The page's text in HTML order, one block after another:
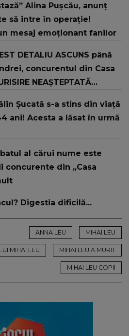
Alina Pușcău, anunț
să intre în operație!
mesaj emoționant fanilor
DETALIU ASCUNS până
concurentul din Casa
NEAȘTEPTATĂ
Șucată s-a stins din viață
ani! Acesta a lăsat în urmă
al cărui nume este
concurente din „Casa
Digestia dificilă...
ANNA LEU MIHAI LEU
MIHAI LEU MIHAI LEU A MURIT
MIHAI LEU COPII